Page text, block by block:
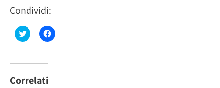
Condividi:
Fai
clic
su
(Si
apre
Fai
clic
Correlati